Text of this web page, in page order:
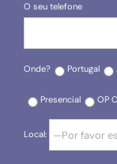
O seu telefone
Onde? Portugal
Presencial OP
Local: